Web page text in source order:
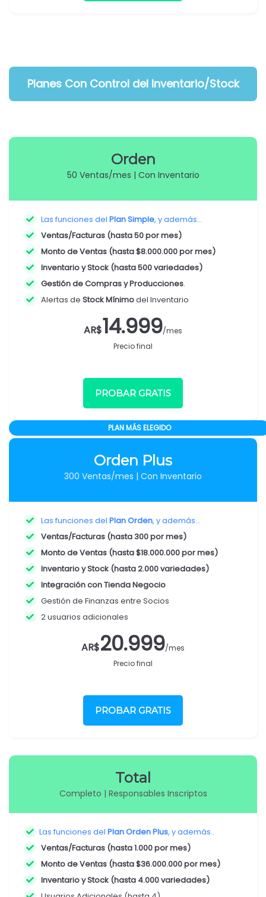
Planes ConControl del Inventario/Stock
Orden
50 Ventas/mes | Con Inventario
Las funciones del Plan Simple, y además...
Ventas/Facturas (hasta 50 por mes)
Monto de Ventas (hasta $8.000.000 por mes)
Inventario y Stock (hasta 500 variedades)
Gestión de Compras y Producciones.
Alertas de Stock Mínimodel Inventario
AR$14.999/mes
Precio final
PROBAR GRATIS
PLAN MÁS ELEGIDO
Orden Plus
300 Ventas/mes | Con Inventario
Las funciones del Plan Orden, y además...
Ventas/Facturas (hasta 300 por mes)
Monto de Ventas (hasta $18.000.000 por mes)
Inventario y Stock (hasta 2.000 variedades)
Integración con Tienda Negocio
Gestión de Finanzas entre Socios
2 usuarios adicionales
AR$20.999/mes
Precio final
PROBAR GRATIS
Total
Completo | Responsables Inscriptos
Las funciones del Plan Orden Plus, y además..
Ventas/Facturas (hasta 1.000 por mes)
Monto de Ventas (hasta $36.000.000 por mes)
Inventario y Stock (hasta 4.000 variedades)